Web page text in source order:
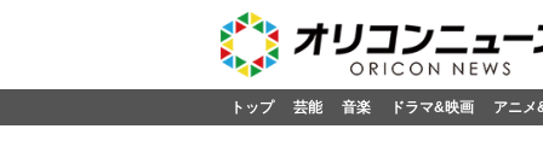
トップ 芸能 音楽 ドラマ&映画 アニメ